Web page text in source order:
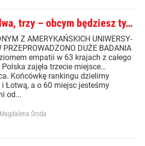
trzy – obcym będziesz ty…
Z AMERYKAŃSKICH UNIWERSY-
PRZEPROWADZONO DUŻE BADANIA
empatii w 63 krajach z całego
zajęła trzecie miejsce…
Końcówkę rankingu dzielimy
Łotwą, a o 60 miejsc jesteśmy
od...
Magdalena Środa